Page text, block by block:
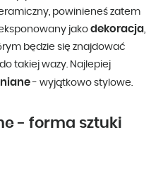
powinieneś zatem
jako dekoracja,
będzie się znajdować
takiej wazy. Najlepiej
- wyjątkowo stylowe.
- forma sztuki